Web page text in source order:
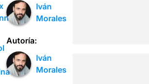
Iván
Morales
Autoría:
Iván
Morales